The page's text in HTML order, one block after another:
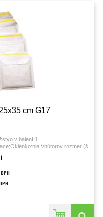
cm G17
v balení:1
rozmer (š